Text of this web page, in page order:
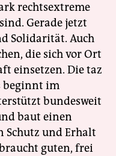
rechtsextreme
Gerade jetzt
Solidarität. Auch
die sich vor Ort
einsetzen. Die taz
beginnt im
bundesweit
baut einen
Schutz und Erhalt
guten, frei